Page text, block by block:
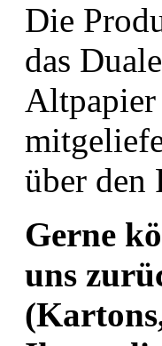
Die
das
Altpapier
über den
Gerne
uns